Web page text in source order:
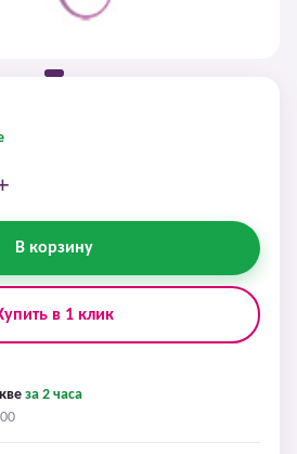
В корзину
в 1 клик
за 2 часа